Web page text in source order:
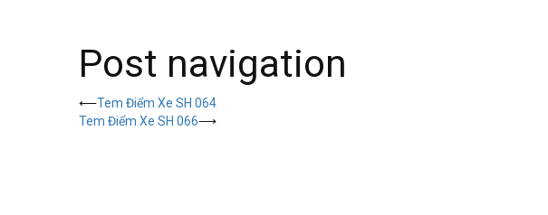
Post navigation
⟵Tem Điểm Xe SH 064
Tem Điểm Xe SH 066⟶